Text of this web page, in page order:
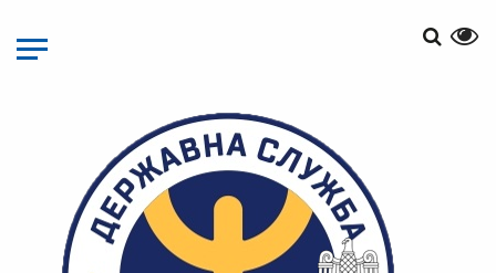
основного
матеріалу